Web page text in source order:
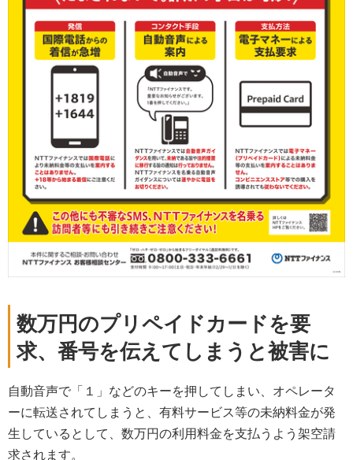
数万円のプリペイドカードを要
求、番号を伝えてしまうと被害に
自動音声で「１」などのキーを押してしまい、オペレータ
ーに転送されてしまうと、有料サービス等の未納料金が発
生しているとして、数万円の利用料金を支払うよう架空請
求されます。